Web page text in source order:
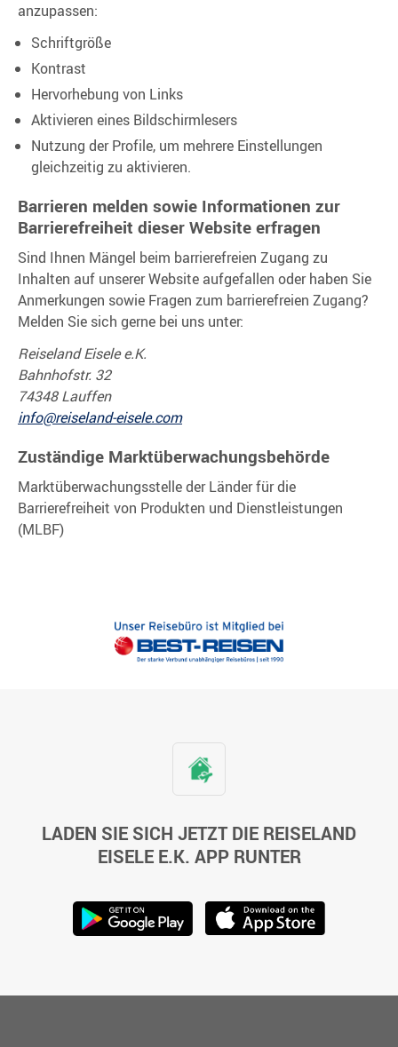
anzupassen:
Schriftgröße
Kontrast
Hervorhebung von Links
Aktivieren eines Bildschirmlesers
Nutzung der Profile, um mehrere Einstellungen
gleichzeitig zu aktivieren.
Barrieren melden sowie Informationen zur
Barrierefreiheit dieser Website erfragen
Sind Ihnen Mängel beim barrierefreien Zugang zu
Inhalten auf unserer Website aufgefallen oder haben Sie
Anmerkungen sowie Fragen zum barrierefreien Zugang?
Melden Sie sich gerne bei uns unter:
Reiseland Eisele e.K.
Bahnhofstr. 32
74348 Lauffen
info@reiseland-eisele.com
Zuständige Marktüberwachungsbehörde
Marktüberwachungsstelle der Länder für die
Barrierefreiheit von Produkten und Dienstleistungen
(MLBF)
LADEN SIE SICH JETZT DIE REISELAND
EISELE E.K. APP RUNTER